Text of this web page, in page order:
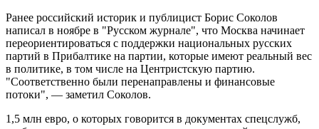
Ранее российский историк и публицист Борис Соколов
написал в ноябре в "Русском журнале", что Москва начинает
переориентироваться с поддержки национальных русских
партий в Прибалтике на партии, которые имеют реальный вес
в политике, в том числе на Центристскую партию.
"Соответственно были перенаправлены и финансовые
потоки", — заметил Соколов.
1,5 млн евро, о которых говорится в документах спецслужб,